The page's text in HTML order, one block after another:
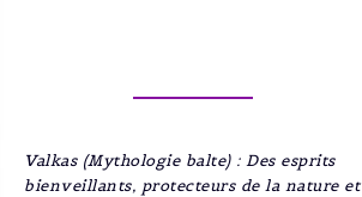
Valkas (Mythologie balte) : Des esprits
bienveillants, protecteurs de la nature et